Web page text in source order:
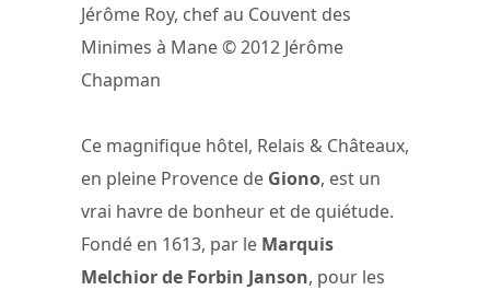
Jérôme Roy, chef au Couvent des
Minimes à Mane © 2012 Jérôme
Chapman
Ce magnifique hôtel, Relais & Châteaux,
en pleine Provence de Giono, est un
vrai havre de bonheur et de quiétude.
Fondé en 1613, par le Marquis
Melchior de Forbin Janson, pour les